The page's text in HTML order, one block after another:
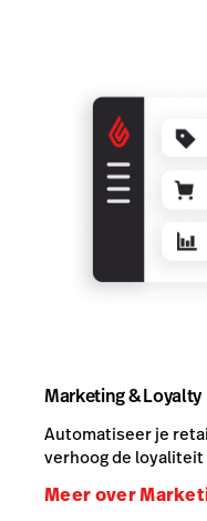
Marketing & Loyalty
Automatiseer je
verhoog de loyaliteit
Meer over